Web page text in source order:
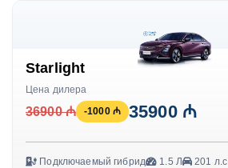
Starlight
Цена дилера
36900 ₼ -1000 ₼ 35900 ₼
Подключаемый гибрид 1.5 Л 201 л.с.